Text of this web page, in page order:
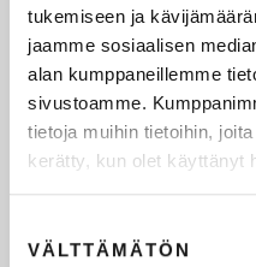
tukemiseen ja
jaamme sosiaalisen
alan kumppaneillemme
sivustoamme.
tietoja muihin tietoihin,
kerätty, kun olet käyttänyt
valinta
VÄLTTÄMÄTÖN